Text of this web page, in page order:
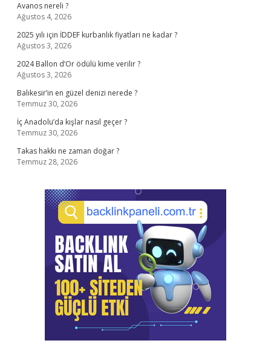
Avanos nereli ?
Ağustos 4, 2026
2025 yılı için İDDEF kurbanlık fiyatları ne kadar ?
Ağustos 3, 2026
2024 Ballon d’Or ödülü kime verilir ?
Ağustos 3, 2026
Balıkesir’in en güzel denizi nerede ?
Temmuz 30, 2026
İç Anadolu’da kışlar nasıl geçer ?
Temmuz 30, 2026
Takas hakkı ne zaman doğar ?
Temmuz 28, 2026